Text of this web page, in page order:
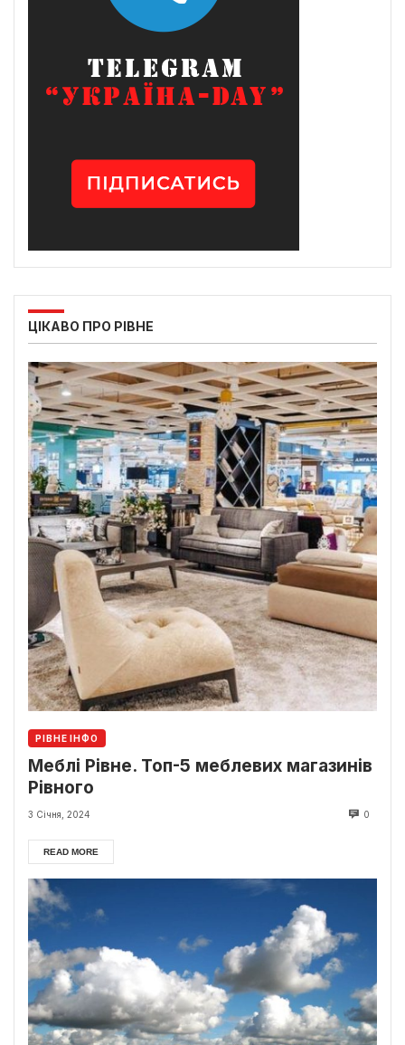
ЦІКАВО ПРО РІВНЕ
РІВНЕ ІНФО
Меблі Рівне. Топ-5 меблевих магазинів
Рівного
3 Січня, 2024 0
READ MORE